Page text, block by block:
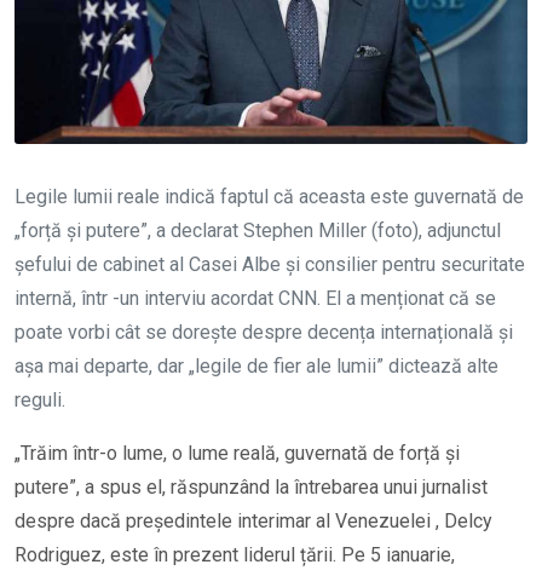
Legile lumii reale indică faptul că aceasta este guvernată de
„forță și putere”, a declarat Stephen Miller (foto), adjunctul
șefului de cabinet al Casei Albe și consilier pentru securitate
internă, într -un interviu acordat CNN. El a menționat că se
poate vorbi cât se dorește despre decența internațională și
așa mai departe, dar „legile de fier ale lumii” dictează alte
reguli.
„Trăim într-o lume, o lume reală, guvernată de forță și
putere”, a spus el, răspunzând la întrebarea unui jurnalist
despre dacă președintele interimar al Venezuelei , Delcy
Rodriguez, este în prezent liderul țării. Pe 5 ianuarie,